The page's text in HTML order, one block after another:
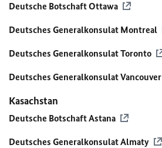
Deutsche Botschaft Ottawa
Deutsches Generalkonsulat Montreal
Deutsches Generalkonsulat Toronto
Deutsches Generalkonsulat Vancouver
Kasachstan
Deutsche Botschaft Astana
Deutsches Generalkonsulat Almaty